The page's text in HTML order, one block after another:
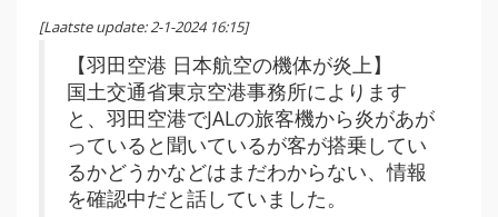
[Laatste update: 2-1-2024 16:15]
【羽田空港 日本航空の機体が炎上】
国土交通省東京空港事務所によります
と、羽田空港でJALの旅客機から炎があが
っていると聞いているが客が搭乗してい
るかどうかなどはまだわからない、情報
を確認中だと話していました。